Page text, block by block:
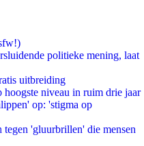
politieke mening, laat
uitbreiding
niveau in ruim drie jaar
op: 'stigma op
'gluurbrillen' die mensen